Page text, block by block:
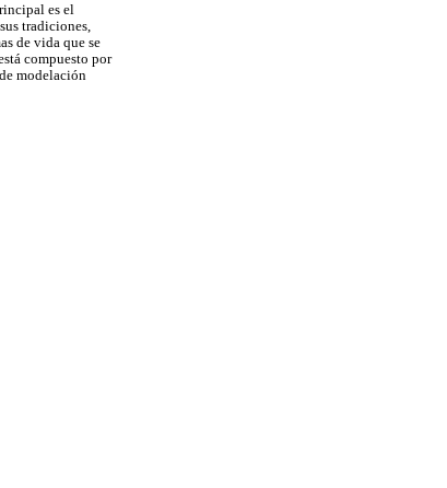
es el
tradiciones,
de vida que se
compuesto por
modelación